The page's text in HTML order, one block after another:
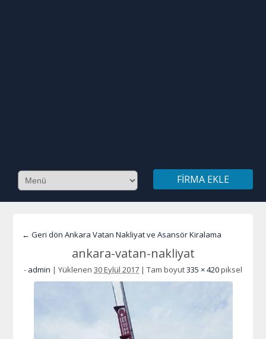
FIRMA EKLE
← Geri dön Ankara Vatan Nakliyat ve Asansör Kiralama
ankara-vatan-nakliyat
- admin | Yüklenen 30 Eylül 2017 | Tam boyut335 × 420piksel